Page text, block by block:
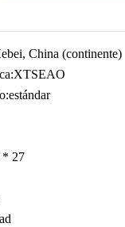
China (continente)
XTSEAO
estándar
* 27